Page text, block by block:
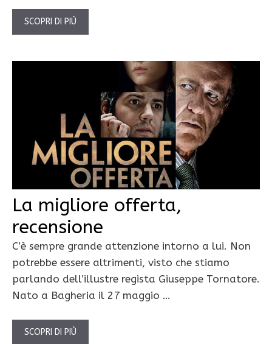
SCOPRI DI PIÙ
La migliore offerta,
recensione
C’è sempre grande attenzione intorno a lui. Non
potrebbe essere altrimenti, visto che stiamo
parlando dell’illustre regista Giuseppe Tornatore.
Nato a Bagheria il 27 maggio …
SCOPRI DI PIÙ